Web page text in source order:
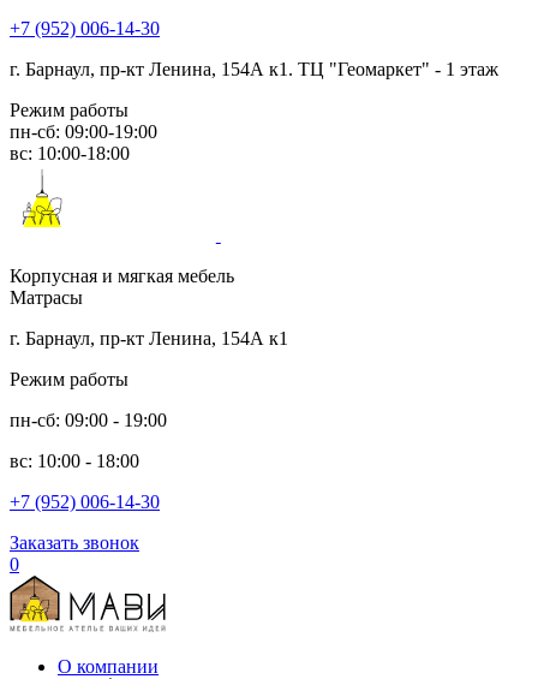
+7 (952) 006-14-30
г. Барнаул, пр-кт Ленина, 154А к1. ТЦ "Геомаркет" - 1 этаж
Режим работы
пн-сб: 09:00-19:00
вс: 10:00-18:00
Корпусная и мягкая мебель
Матрасы
г. Барнаул, пр-кт Ленина, 154А к1
Режим работы
пн-сб: 09:00 - 19:00
вс: 10:00 - 18:00
+7 (952) 006-14-30
Заказать звонок
0
О компании